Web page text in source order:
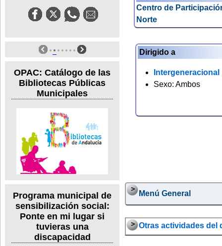
OPAC: Catálogo de las
Bibliotecas Públicas
Municipales
Programa municipal de
sensibilización social:
Ponte en mi lugar si
tuvieras una
discapacidad
Centro de
Norte
Dirigido a
Intergeneracional
Sexo: Ambos
Menú General
Otras actividades del